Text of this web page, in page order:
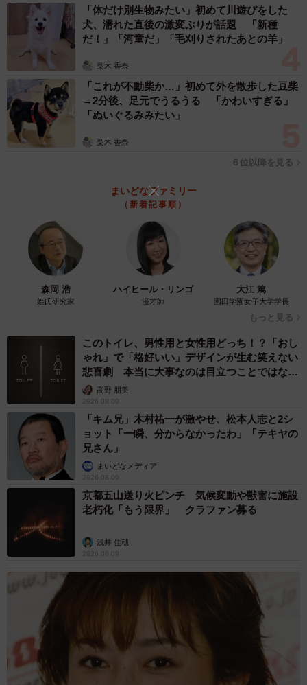
ないときは顔や手に乗ったりしてきますが、やはりスマホ
が一番腹持ちならない存在のようです。
──以前、寝転がってスマホを見ていたら頭突きをされて、
顔にスマホが落ちた漫画もありました。寝転がっていると
き以外も頭突きを？
かまってほしいのに飼い主がスマホに夢中の時は一旦落
としにきます。心得たものです。スマホを持っていないと
きは、顔と手によく頭突きをしてきます。最近は社交的に
なってきて来客にもえらい勢いでかましてます。
来客にも頭突きをかませるくらい社交的になった猫さま（提供：松本ひ
──猫さまが社交的に！？驚きです。漫画の眼圧と怒りの頭
頂部のコマが好きっていうリプライが多かったですね。そ
して、みなさん愛猫さんに厳しいご飯の催促をされている
ようです。
深夜に１回起きて餌あげてまた寝てる方とかいて笑いま
「体だけ別生物みたい」初めて川遊びをした
犬、濡れた直後の激変ぶりが話題 「新種
だ！」「河童だ」「毛刈りされたあとの羊」
梨木 香奈
「これが不動柴か…」初めて外を散歩した豆柴
→2分後、足元でうるうる 「かわいすぎる」
「ぬいぐるみみたい」
梨木 香奈
６位以降を見る
まいどなファミリー
（新着記事順）
森岡 浩
姓氏研究家
ハイヒール・リンゴ
漫才師
大江 篤
園田学園女子大学学長
もっと見る
このトイレ、男性用と女性用どっち！？「おし
ゃれ」で「格好いい」デザインが生む笑えない
悲喜劇 本当に大事なのは目立つことではな
く…高野 朋美
2026.08.09
「キム兄」木村祐一が激やせ、松本人志と2シ
ョット「一瞬、分からなかったわ」「テキヤの
兄さん」
まいどなメディア
2026.08.09
京都五山送り火ピンチ 気候変動や獣害に施設
老朽化「もう限界」 クラファン募る
浅井 佳穂
2026.08.09